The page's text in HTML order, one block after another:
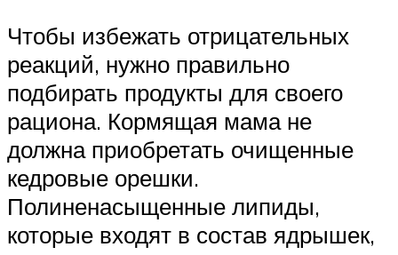
Чтобы избежать отрицательных
реакций, нужно правильно
подбирать продукты для своего
рациона. Кормящая мама не
должна приобретать очищенные
кедровые орешки.
Полиненасыщенные липиды,
которые входят в состав ядрышек,